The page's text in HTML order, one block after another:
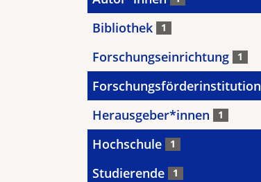
Bibliothek 1
Forschungseinrichtung 1
Forschungsförderinstitution
Herausgeber*innen 1
Hochschule 1
Studierende 1